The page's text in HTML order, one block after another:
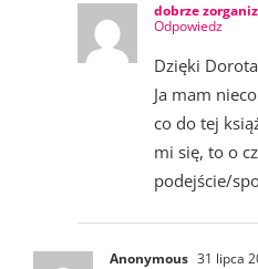
dobrze
Odpowiedz
Dzięki
Ja mam
co do tej
mi się, to o
podejście/
Anonymous 31 lipca